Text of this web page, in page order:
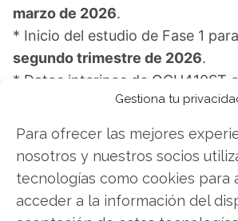
Gestiona tu
Para ofrecer las mejores
nosotros y nuestros socios
tecnologías como cookies para
acceder a la información del
marzo de 2026.
* Inicio del estudio de Fase 1
segundo trimestre de 2026.
* Datos interinos de OCU410ST
trimestre de 2026.
* Inicio de la presentación
para OCU400 en el
tercer
Esta secuencia de eventos
elevada inversión en I+D se